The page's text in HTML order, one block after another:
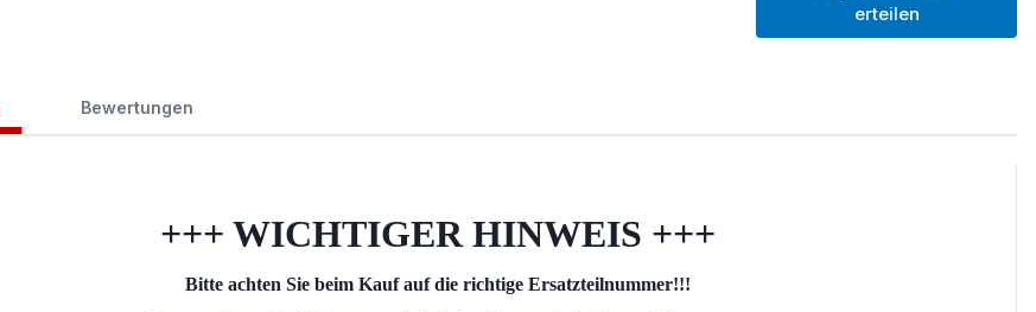
erteilen
Bewertungen
+++ WICHTIGER HINWEIS +++
Bitte achten Sie beim Kauf auf die richtige Ersatzteilnummer!!!